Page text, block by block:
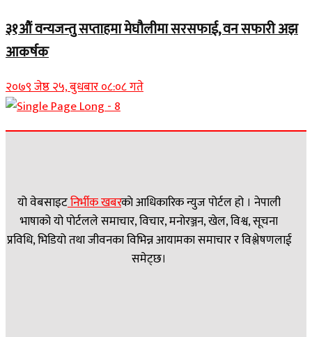
३१औं वन्यजन्तु सप्ताहमा मेघौलीमा सरसफाई, वन सफारी अझ
आकर्षक
२०७९ जेष्ठ २५, बुधबार ०८:०८ गते
यो वेबसाइटनिर्भीक खबरकाे आधिकारिक न्युज पोर्टल हो । नेपाली
भाषाको यो पोर्टलले समाचार, विचार, मनोरञ्जन, खेल, विश्व, सूचना
प्रविधि, भिडियो तथा जीवनका विभिन्न आयामका समाचार र विश्लेषणलाई
समेट्छ।